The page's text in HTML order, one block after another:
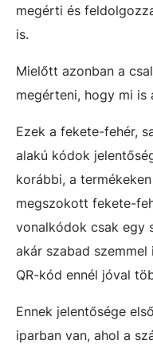
megérti és
is.
Mielőtt azonban a
megérteni, hogy mi is
Ezek a fekete-fehér,
alakú kódok
korábbi, a
megszokott fekete-
vonalkódok csak egy
akár szabad
QR-kód ennél jóval
Ennek jelentősége
iparban van, ahol a